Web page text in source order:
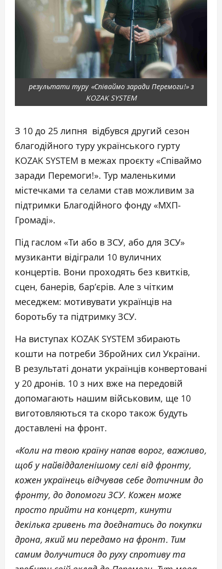
результати туру «Співаймо заради Перемоги!» з
KOZAK SYSTEM
З 10 до 25 липня відбувся другий сезон
благодійного туру українського гурту
KOZAK SYSTEM в межах проєкту «Співаймо
заради Перемоги!». Тур маленькими
містечками та селами став можливим за
підтримки Благодійного фонду «МХП-
Громаді».
Під гаслом «Ти або в ЗСУ, або для ЗСУ»
музиканти відіграли 10 вуличних
концертів. Вони проходять без квитків,
сцен, банерів, бар’єрів. Але з чітким
меседжем: мотивувати українців на
боротьбу та підтримку ЗСУ.
На виступах KOZAK SYSTEM збирають
кошти на потреби Збройних сил України.
В результаті донати українців конвертовані
у 20 дронів. 10 з них вже на передовій
допомагають нашим військовим, ще 10
виготовляються та скоро також будуть
доставлені на фронт.
«Коли на твою країну напав ворог, важливо,
щоб у найвіддаленішому селі від фронту,
кожен українець відчував себе дотичним до
фронту, до допомоги ЗСУ. Кожен може
просто прийти на концерт, кинути
декілька гривень та доєднатись до покупки
дрона, який ми передамо на фронт. Тим
самим долучитися до руху спротиву та